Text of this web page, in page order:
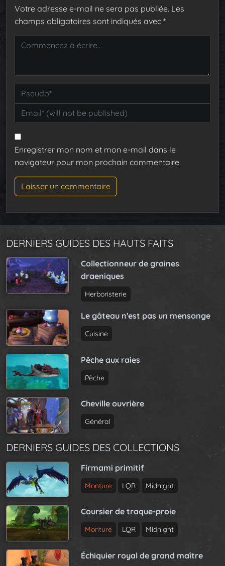
Votre adresse e-mail ne sera pas publiée. Les
champs obligatoires sont indiqués avec *
Enregistrer mon nom et mon e-mail dans le
navigateur pour mon prochain commentaire.
DERNIERS GUIDES DES HAUTS FAITS
Collectionneur de graines
draeniques
Herboristerie
Le gâteau n'est pas un mensonge
Cuisine
Pêche aux raies
Pêche
Cheville ouvrière
Général
DERNIERS GUIDES DES COLLECTIONS
Firmami primitif
Monture LQR Midnight
Coursier de traque-proie
Monture LQR Midnight
Échiquier royal de grand maître